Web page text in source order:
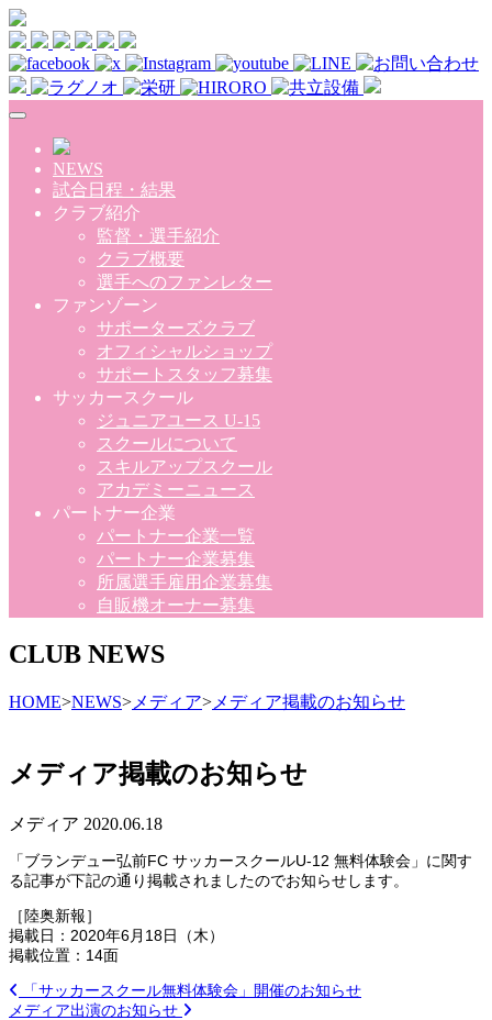
Skip to main content
NEWS
試合日程・結果
クラブ紹介
監督・選手紹介
クラブ概要
選手へのファンレター
ファンゾーン
サポーターズクラブ
オフィシャルショップ
サポートスタッフ募集
サッカースクール
ジュニアユース U-15
スクールについて
スキルアップスクール
アカデミーニュース
パートナー企業
パートナー企業一覧
パートナー企業募集
所属選手雇用企業募集
自販機オーナー募集
CLUB NEWS
HOME>NEWS> メディア> メディア掲載のお知らせ
メディア掲載のお知らせ
メディア 2020.06.18
「ブランデュー弘前FC サッカースクールU-12 無料体験会」に関す
る記事が下記の通り掲載されましたのでお知らせします。
［陸奥新報］
掲載日：2020年6月18日（木）
掲載位置：14面
「サッカースクール無料体験会」開催のお知らせ
メディア出演のお知らせ